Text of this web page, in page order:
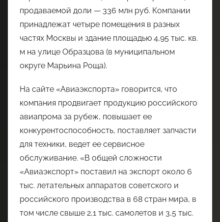
продаваемой доли — 336 млн руб. Компании
принадлежат четыре помещения в разных
частях Москвы и здание площадью 4,95 тыс. кв.
м на улице Образцова (в муниципальном
округе Марьина Роща).
На сайте «Авиаэкспорта» говорится, что
компания продвигает продукцию российского
авиапрома за рубеж, повышает ее
конкурентоспособность, поставляет запчасти
для техники, ведет ее сервисное
обслуживание. «В общей сложности
«Авиаэкспорт» поставил на экспорт около 6
тыс. летательных аппаратов советского и
российского производства в 68 стран мира, в
том числе свыше 2,1 тыс. самолетов и 3,5 тыс.